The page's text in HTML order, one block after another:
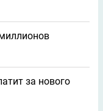
за нового